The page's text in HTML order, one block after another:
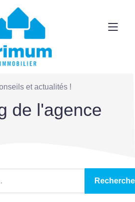
et actualités !
de l'agence